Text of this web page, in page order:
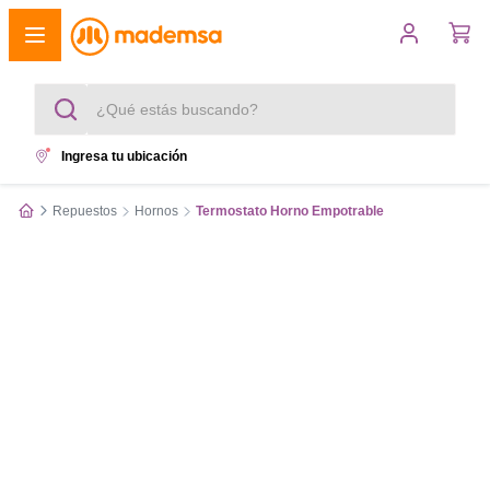
¿Qué estás buscando?
Ingresa tu ubicación
Repuestos Hornos Termostato Horno Empotrable